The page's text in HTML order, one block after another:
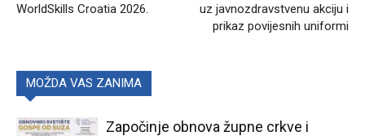
WorldSkills Croatia 2026.
uz javnozdravstvenu akciju i
prikaz povijesnih uniformi
MOŽDA VAS ZANIMA
Započinje obnova župne crkve i